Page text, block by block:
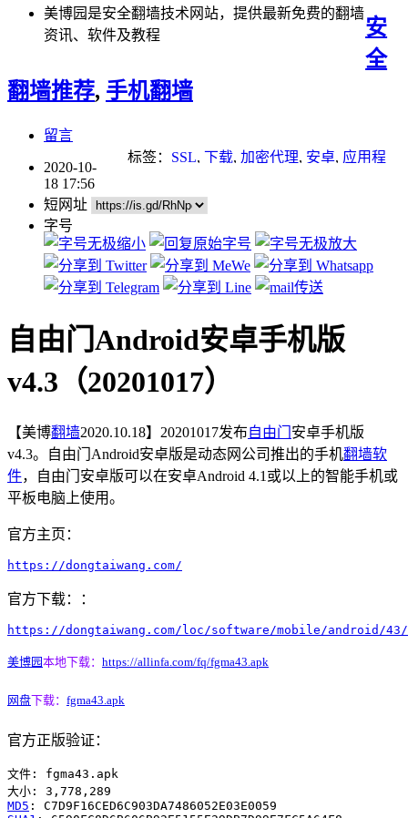
美博园是安全翻墙技术网站，提供最新免费的翻墙
资讯、软件及教程
安
全
翻墙推荐, 手机翻墙
留言
标签： SSL, 下载, 加密代理, 安卓, 应用程
2020-10-
18 17:56
短网址
字号
自由门Android安卓手机版
v4.3（20201017）
【美博翻墙2020.10.18】20201017发布自由门 安卓手机版
v4.3。自由门Android安卓版是动态网公司推出的手机翻墙软
件，自由门安卓版可以在安卓Android 4.1或以上的智能手机或
平板电脑上使用。
官方主页：
https://dongtaiwang.com/
官方下载：：
https://dongtaiwang.com/loc/software/mobile/android/43/
美博园本地下载： https://allinfa.com/fq/fgma43.apk
网盘下载： fgma43.apk
官方正版验证：
文件: fgma43.apk
MD5